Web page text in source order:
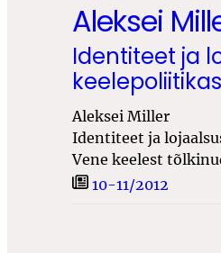
Aleksei
Identiteet ja
keelepoliitikas
Aleksei Miller
Identiteet ja
Vene keelest
10-11/2012